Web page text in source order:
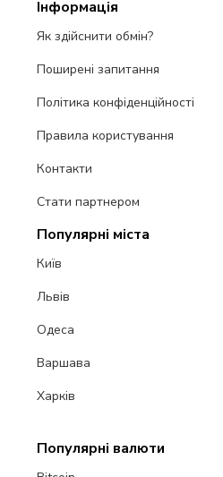
Інформація
Як здійснити обмін?
Поширені запитання
Політика конфіденційності
Правила користування
Контакти
Стати партнером
Популярні міста
Київ
Львів
Одеса
Варшава
Харків
Популярні валюти